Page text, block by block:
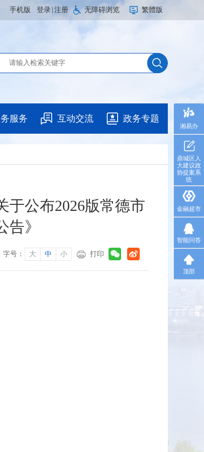
手机版 登录 注册 无障碍浏览 繁體版
服务 互动交流 政务专题
于公布2026版常德市
》
字号： 大 中 小 打印
湘易办
鼎城区人
大建议政
协提案系
统
金融超市
智能问答
顶部